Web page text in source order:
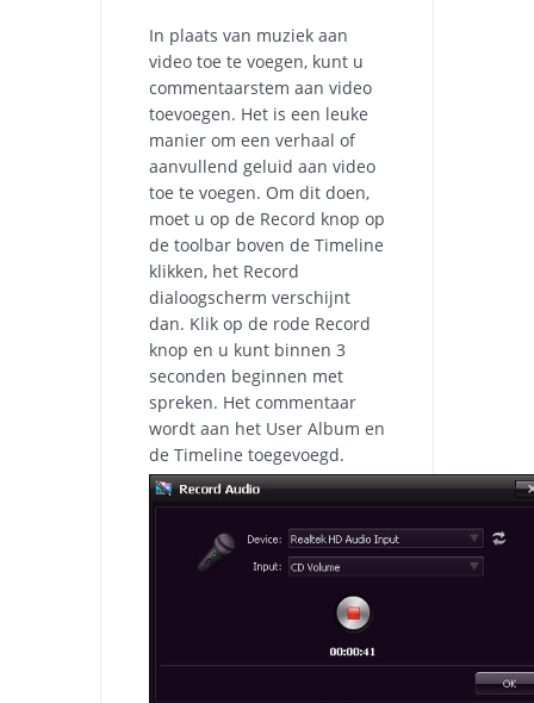
In plaats van muziek aan
video toe te voegen, kunt u
commentaarstem aan video
toevoegen. Het is een leuke
manier om een verhaal of
aanvullend geluid aan video
toe te voegen. Om dit doen,
moet u op de Record knop op
de toolbar boven de Timeline
klikken, het Record
dialoogscherm verschijnt
dan. Klik op de rode Record
knop en u kunt binnen 3
seconden beginnen met
spreken. Het commentaar
wordt aan het User Album en
de Timeline toegevoegd.